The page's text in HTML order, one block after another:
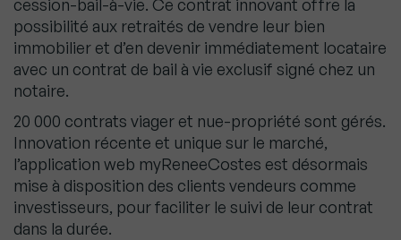
cession-bail-à-vie. Ce contrat innovant offre la
possibilité aux retraités de vendre leur bien
immobilier et d’en devenir immédiatement locataire
avec un contrat de bail à vie exclusif signé chez un
notaire.
20 000 contrats viager et nue-propriété sont gérés.
Innovation récente et unique sur le marché,
l’application web myReneeCostes est désormais
mise à disposition des clients vendeurs comme
investisseurs, pour faciliter le suivi de leur contrat
dans la durée.